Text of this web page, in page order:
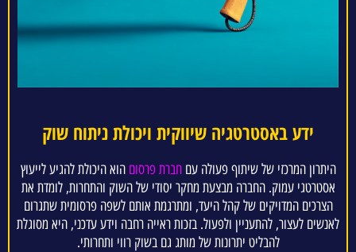
ידע באסטרטגיה שיווקית ויכולת ניתוח שוק
היתרון המרכזי של שיתוף פעולה עםחברת פרסום הוא היכולת להגיע לייעוץ
אסטרטגי עמוק. החברה מבצעת מחקר יסודי של השוק והתחרות, לומדת את
הצרכים המדויקים של קהל היעד, ומתרגמת אותם לשפה פרסומית שתגרום
לאנשים לעצור, להתעניין ולפעול. בזכות ראייה רחבה וידע עדכני, היא מסוגלת
להבליט יתרונות של מותג גם בשוק רווי ותחרותי.